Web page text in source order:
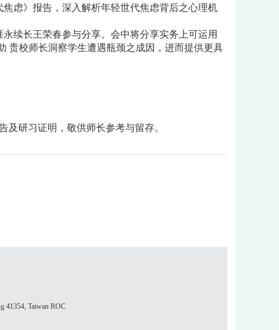
虑》报告，深入解析年轻世代焦虑背后之心理机
续长王荣春参与分享。会中将分享实务上可运用
贵校师长洞察学生遭遇瓶颈之成因，进而提供更具
及研习证明，敬供师长参考与留存。
Taiwan ROC